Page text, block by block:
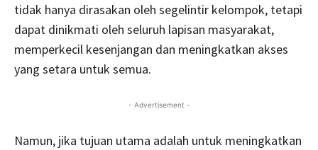
tidak hanya dirasakan oleh segelintir kelompok, tetapi
dapat dinikmati oleh seluruh lapisan masyarakat,
memperkecil kesenjangan dan meningkatkan akses
yang setara untuk semua.
- Advertisement -
Namun, jika tujuan utama adalah untuk meningkatkan